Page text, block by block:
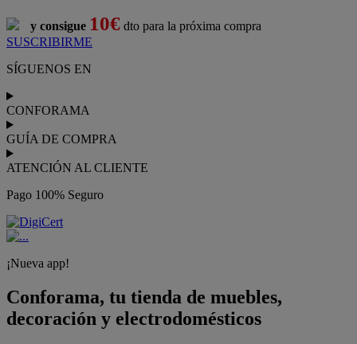
y consigue 10€ dto para la próxima compra
SUSCRIBIRME
SÍGUENOS EN
CONFORAMA
GUÍA DE COMPRA
ATENCIÓN AL CLIENTE
Pago 100% Seguro
¡Nueva app!
Conforama, tu tienda de muebles,
decoración y electrodomésticos